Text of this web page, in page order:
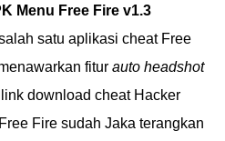
Menu Free Fire v1.3
satu aplikasi cheat Free
fitur auto headshot
download cheat Hacker
Fire sudah Jaka terangkan